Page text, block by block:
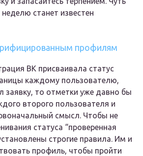
станет известен
профилям
ВК присваивала статус
каждому пользователю,
заявку, то отметки уже давно бы
второго пользователя и
смысл. Чтобы не
статуса “проверенная
строгие правила. Им и
профиль, чтобы пройти